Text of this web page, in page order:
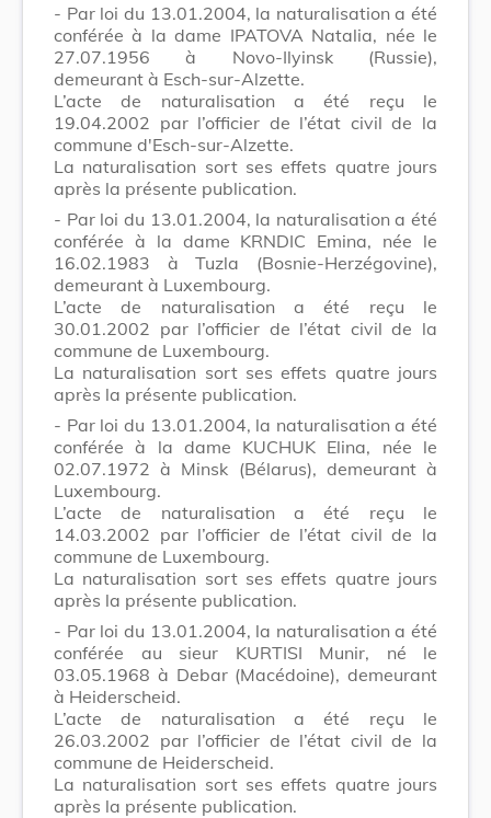
- Par loi du 13.01.2004, la naturalisation a été
conférée à la dame IPATOVA Natalia, née le
27.07.1956 à Novo-Ilyinsk (Russie),
demeurant à Esch-sur-Alzette.
L’acte de naturalisation a été reçu le
19.04.2002 par l’officier de l’état civil de la
commune d'Esch-sur-Alzette.
La naturalisation sort ses effets quatre jours
après la présente publication.
- Par loi du 13.01.2004, la naturalisation a été
conférée à la dame KRNDIC Emina, née le
16.02.1983 à Tuzla (Bosnie-Herzégovine),
demeurant à Luxembourg.
L’acte de naturalisation a été reçu le
30.01.2002 par l’officier de l’état civil de la
commune de Luxembourg.
La naturalisation sort ses effets quatre jours
après la présente publication.
- Par loi du 13.01.2004, la naturalisation a été
conférée à la dame KUCHUK Elina, née le
02.07.1972 à Minsk (Bélarus), demeurant à
Luxembourg.
L’acte de naturalisation a été reçu le
14.03.2002 par l’officier de l’état civil de la
commune de Luxembourg.
La naturalisation sort ses effets quatre jours
après la présente publication.
- Par loi du 13.01.2004, la naturalisation a été
conférée au sieur KURTISI Munir, né le
03.05.1968 à Debar (Macédoine), demeurant
à Heiderscheid.
L’acte de naturalisation a été reçu le
26.03.2002 par l’officier de l’état civil de la
commune de Heiderscheid.
La naturalisation sort ses effets quatre jours
après la présente publication.